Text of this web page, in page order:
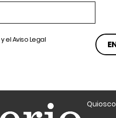
y elAviso Legal
Quiosco